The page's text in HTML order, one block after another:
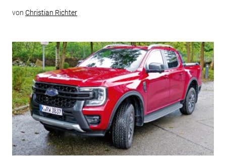
von Christian Richter